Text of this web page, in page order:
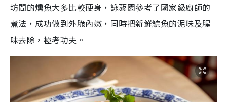
坊間的燻魚大多比較硬身，詠藜園參考了國家級廚師的
煮法，成功做到外脆內嫩，同時把新鮮鯇魚的泥味及腥
味去除，極考功夫。